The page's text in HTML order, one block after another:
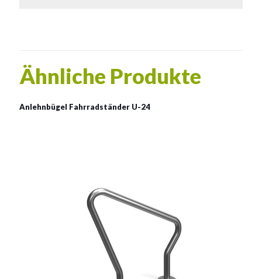
Ähnliche Produkte
Anlehnbügel Fahrradständer U-24
verzinkter Stahl, rostträger Stahl
Siehe mehr